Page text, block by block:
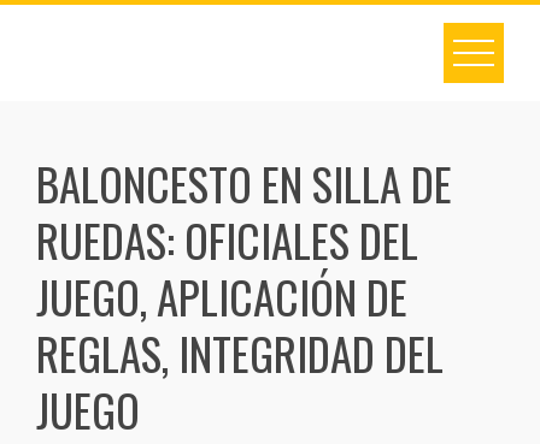
Skip
BALONCESTO EN SILLA DE
RUEDAS: OFICIALES DEL
JUEGO, APLICACIÓN DE
REGLAS, INTEGRIDAD DEL
JUEGO